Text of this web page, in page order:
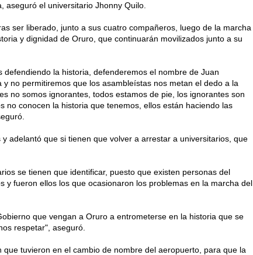
aseguró el universitario Jhonny Quilo.
ser liberado, junto a sus cuatro compañeros, luego de la marcha
y dignidad de Oruro, que continuarán movilizados junto a su
defendiendo la historia, defenderemos el nombre de Juan
y no permitiremos que los asambleístas nos metan el dedo a la
no somos ignorantes, todos estamos de pie, los ignorantes son
no conocen la historia que tenemos, ellos están haciendo las
adelantó que si tienen que volver a arrestar a universitarios, que
se tienen que identificar, puesto que existen personas del
fueron ellos los que ocasionaron los problemas en la marcha del
que vengan a Oruro a entrometerse en la historia que se
respetar", aseguró.
tuvieron en el cambio de nombre del aeropuerto, para que la